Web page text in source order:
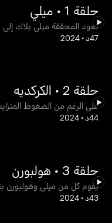
حلقة 1 • ميلي
تعود المحققة ميلي بلاك
47د •
2024
حلقة 2 • الكركديه
على الرغم من الضغوط
44د •
2024
حلقة 3 • هولبورن
يقوم كل من ميلي وهولبورن
43د •
2024